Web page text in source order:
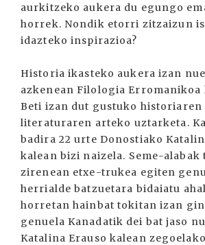
aurkitzeko aukera du egungo
horrek. Nondik etorri zitzaizun
idazteko inspirazioa?
Historia ikasteko aukera izan
azkenean Filologia Erromanikoa
Beti izan dut gustuko historiaren
literaturaren arteko uztarketa.
badira 22 urte Donostiako
kalean bizi naizela. Seme-alabak
zirenean etxe-trukea egiten
herrialde batzuetara bidaiatu
horretan hainbat tokitan izan
genuela Kanadatik dei bat jaso
Katalina Erauso kalean